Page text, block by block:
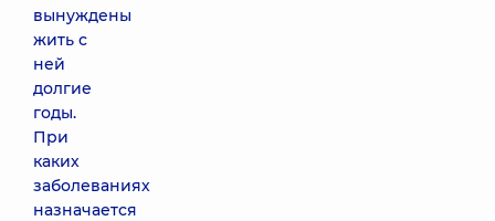
вынуждены
жить с
ней
долгие
годы.
При
каких
заболеваниях
назначается